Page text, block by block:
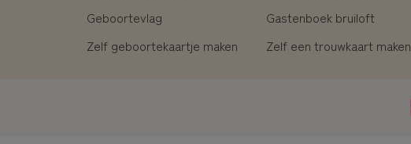
Geboortevlag
Zelf geboortekaartje maken
Gastenboek bruiloft
Zelf een trouwkaart maken